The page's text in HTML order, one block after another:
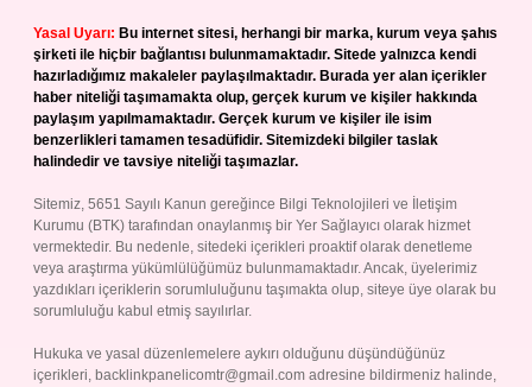
Yasal Uyarı: Bu internet sitesi, herhangi bir marka, kurum veya şahıs
şirketi ile hiçbir bağlantısı bulunmamaktadır. Sitede yalnızca kendi
hazırladığımız makaleler paylaşılmaktadır. Burada yer alan içerikler
haber niteliği taşımamakta olup, gerçek kurum ve kişiler hakkında
paylaşım yapılmamaktadır. Gerçek kurum ve kişiler ile isim
benzerlikleri tamamen tesadüfidir. Sitemizdeki bilgiler taslak
halindedir ve tavsiye niteliği taşımazlar.
Sitemiz, 5651 Sayılı Kanun gereğince Bilgi Teknolojileri ve İletişim
Kurumu (BTK) tarafından onaylanmış bir Yer Sağlayıcı olarak hizmet
vermektedir. Bu nedenle, sitedeki içerikleri proaktif olarak denetleme
veya araştırma yükümlülüğümüz bulunmamaktadır. Ancak, üyelerimiz
yazdıkları içeriklerin sorumluluğunu taşımakta olup, siteye üye olarak bu
sorumluluğu kabul etmiş sayılırlar.
Hukuka ve yasal düzenlemelere aykırı olduğunu düşündüğünüz
içerikleri, backlinkpanelicomtr@gmail.com adresine bildirmeniz halinde,